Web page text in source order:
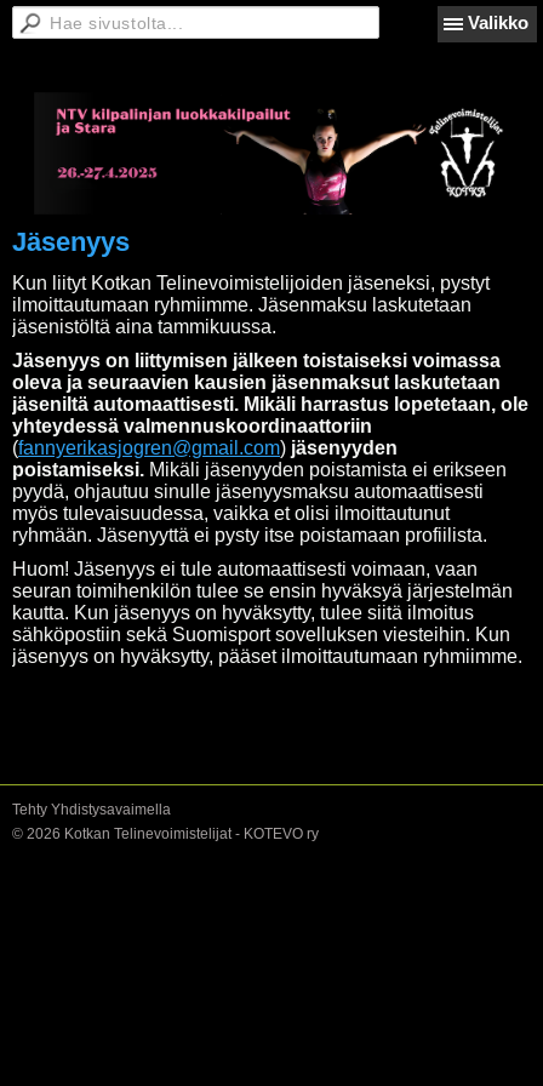
Valikko
Jäsenyys
Kun liityt Kotkan Telinevoimistelijoiden jäseneksi, pystyt
ilmoittautumaan ryhmiimme. Jäsenmaksu laskutetaan
jäsenistöltä aina tammikuussa.
Jäsenyys on liittymisen jälkeen toistaiseksi voimassa
oleva ja seuraavien kausien jäsenmaksut laskutetaan
jäseniltä automaattisesti. Mikäli harrastus lopetetaan, ole
yhteydessä valmennuskoordinaattoriin
(fannyerikasjogren@gmail.com) jäsenyyden
poistamiseksi. Mikäli jäsenyyden poistamista ei erikseen
pyydä, ohjautuu sinulle jäsenyysmaksu automaattisesti
myös tulevaisuudessa, vaikka et olisi ilmoittautunut
ryhmään. Jäsenyyttä ei pysty itse poistamaan profiilista.
Huom! Jäsenyys ei tule automaattisesti voimaan, vaan
seuran toimihenkilön tulee se ensin hyväksyä järjestelmän
kautta. Kun jäsenyys on hyväksytty, tulee siitä ilmoitus
sähköpostiin sekä Suomisport sovelluksen viesteihin. Kun
jäsenyys on hyväksytty, pääset ilmoittautumaan ryhmiimme.
Tehty Yhdistysavaimella
© 2026 Kotkan Telinevoimistelijat - KOTEVO ry